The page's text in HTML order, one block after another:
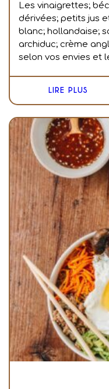
Les vinaigrettes;
dérivées; petits jus
blanc; hollandaise;
archiduc; crème
selon vos envies et
LIRE PLUS